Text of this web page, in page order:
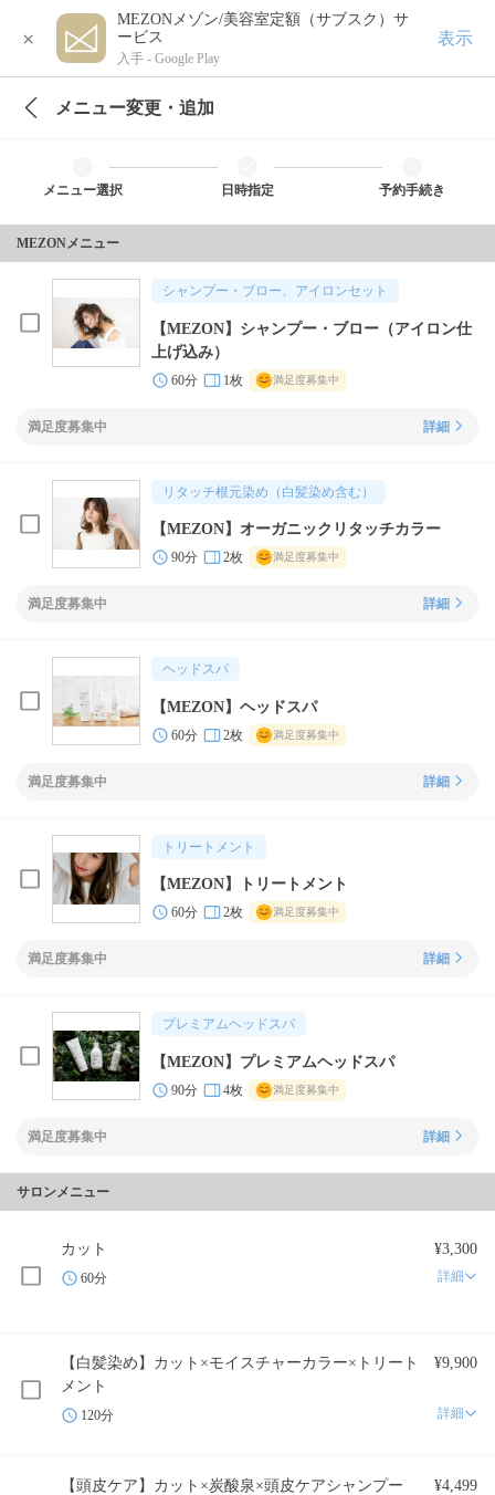
×
MEZONメゾン/美容室定額（サブスク）サ
ービス
入手 - Google Play
表示
メニュー変更・追加
メニュー選択 日時指定 予約手続き
MEZONメニュー
シャンプー・ブロー、アイロンセット
【MEZON】シャンプー・ブロー（アイロン仕
上げ込み）
60分 1枚 満足度募集中
満足度募集中 詳細
リタッチ根元染め（白髪染め含む）
【MEZON】オーガニックリタッチカラー
90分 2枚 満足度募集中
満足度募集中 詳細
ヘッドスパ
【MEZON】ヘッドスパ
60分 2枚 満足度募集中
満足度募集中 詳細
トリートメント
【MEZON】トリートメント
60分 2枚 満足度募集中
満足度募集中 詳細
プレミアムヘッドスパ
【MEZON】プレミアムヘッドスパ
90分 4枚 満足度募集中
満足度募集中 詳細
サロンメニュー
カット ¥3,300
60分 詳細
【白髪染め】カット×モイスチャーカラー×トリート
メント
¥9,900
120分 詳細
【頭皮ケア】カット×炭酸泉×頭皮ケアシャンプー ¥4,499